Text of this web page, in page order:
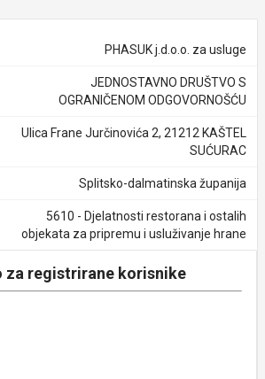
PHASUK j.d.o.o. za usluge
JEDNOSTAVNO DRUŠTVO S
OGRANIČENOM ODGOVORNOŠĆU
Ulica Frane Jurčinovića 2, 21212 KAŠTEL
SUĆURAC
Splitsko-dalmatinska županija
5610 - Djelatnosti restorana i ostalih
objekata za pripremu i usluživanje hrane
za registrirane korisnike